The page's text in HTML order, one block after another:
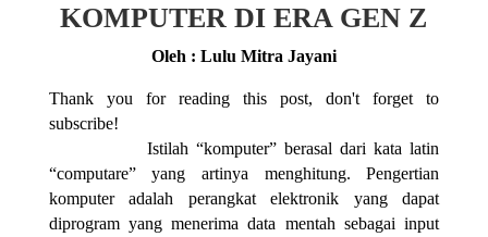
KOMPUTER DI ERA GEN Z
Oleh : Lulu Mitra Jayani
Thank you for reading this post, don't forget to
subscribe!
Istilah “komputer” berasal dari kata latin
“computare” yang artinya menghitung. Pengertian
komputer adalah perangkat elektronik yang dapat
diprogram yang menerima data mentah sebagai input